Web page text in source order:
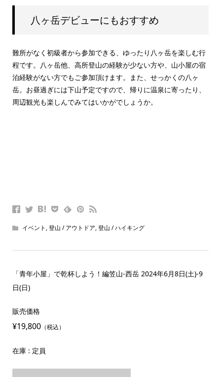
八ヶ岳デビューにもおすすめ
難所がなく初級者から参加できる、ゆったり八ヶ岳を楽しむ行
程です。八ヶ岳他、高所登山の経験が少ない方や、山小屋の宿
泊経験がない方でもご参加頂けます。また、せっかくの八ヶ
岳。お昼過ぎには下山予定ですので、帰りに温泉に寄ったり、
周辺観光も楽しんでみてはいかがでしょうか。
イベント ,登山 / アウトドア,登山 / ハイキング
「青年小屋」で乾杯しよう！編笠山-西岳 2024年6月8日(土)-9
日(日)
販売価格
¥19,800（税込）
在庫 : 定員